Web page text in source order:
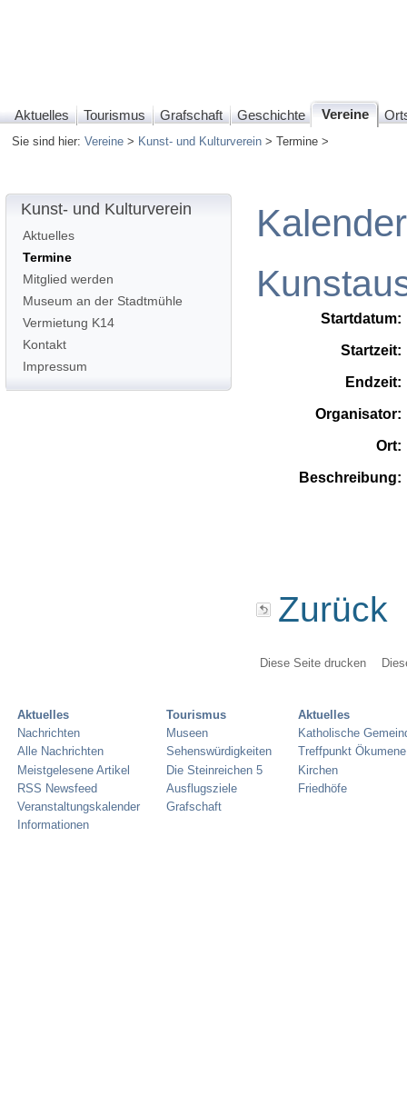
Aktuelles Tourismus Grafschaft Geschichte Vereine
Sie sind hier:Vereine > Kunst- und Kulturverein > Termine >
Kunst- und Kulturverein
Aktuelles
Termine
Mitglied werden
Museum an der Stadtmühle
Vermietung K14
Kontakt
Impressum
Kalender
Startdatum:
Startzeit:
Endzeit:
Organisator:
Ort:
Beschreibung:
Zurück
Diese Seite drucken
Aktuelles
Nachrichten
Alle Nachrichten
Meistgelesene Artikel
RSS Newsfeed
Veranstaltungskalender
Informationen
Tourismus
Museen
Sehenswürdigkeiten
Die Steinreichen 5
Ausflugsziele
Grafschaft
Aktuelles
Katholische
Treffpunkt Ökumene
Kirchen
Friedhöfe